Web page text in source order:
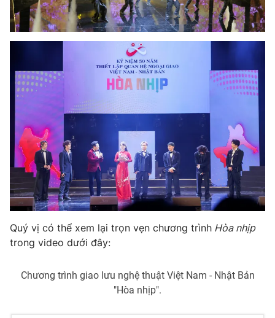
Quý vị có thể xem lại trọn vẹn chương trình Hòa nhịp
trong video dưới đây:
Chương trình giao lưu nghệ thuật Việt Nam - Nhật Bản
"Hòa nhịp".